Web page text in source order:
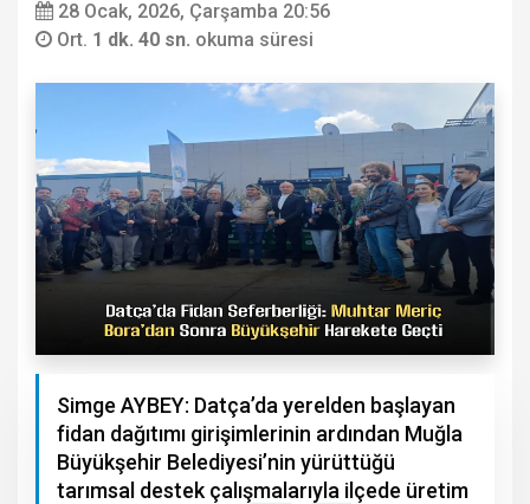
28 Ocak, 2026, Çarşamba 20:56
Ort. 1 dk. 40 sn. okuma süresi
Simge AYBEY: Datça’da yerelden başlayan
fidan dağıtımı girişimlerinin ardından Muğla
Büyükşehir Belediyesi’nin yürüttüğü
tarımsal destek çalışmalarıyla ilçede üretim